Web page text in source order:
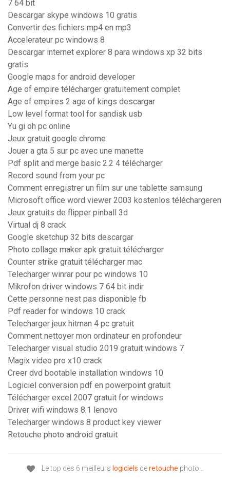
7 64 bit
Descargar skype windows 10 gratis
Convertir des fichiers mp4 en mp3
Accelerateur pc windows 8
Descargar internet explorer 8 para windows xp 32 bits
gratis
Google maps for android developer
Age of empire télécharger gratuitement complet
Age of empires 2 age of kings descargar
Low level format tool for sandisk usb
Yu gi oh pc online
Jeux gratuit google chrome
Jouer a gta 5 sur pc avec une manette
Pdf split and merge basic 2.2 4 télécharger
Record sound from your pc
Comment enregistrer un film sur une tablette samsung
Microsoft office word viewer 2003 kostenlos téléchargeren
Jeux gratuits de flipper pinball 3d
Virtual dj 8 crack
Google sketchup 32 bits descargar
Photo collage maker apk gratuit télécharger
Counter strike gratuit télécharger mac
Telecharger winrar pour pc windows 10
Mikrofon driver windows 7 64 bit indir
Cette personne nest pas disponible fb
Pdf reader for windows 10 crack
Telecharger jeux hitman 4 pc gratuit
Comment nettoyer mon ordinateur en profondeur
Telecharger visual studio 2019 gratuit windows 7
Magix video pro x10 crack
Creer dvd bootable installation windows 10
Logiciel conversion pdf en powerpoint gratuit
Télécharger excel 2007 gratuit for windows
Driver wifi windows 8.1 lenovo
Telecharger windows 8 product key viewer
Retouche photo android gratuit
Le top des 6 meilleurs logiciels deretouche photo…